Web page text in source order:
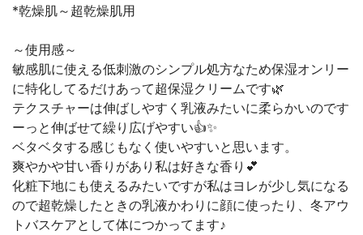
*乾燥肌～超乾燥肌用
～使用感～
敏感肌に使える低刺激のシンプル処方なため保湿オンリー
に特化してるだけあって超保湿クリームです🌿
テクスチャーは伸ばしやすく乳液みたいに柔らかいのです
ーっと伸ばせて繰り広げやすい👍✨
ベタベタする感じもなく使いやすいと思います。
爽やかや甘い香りがあり私は好きな香り💕
化粧下地にも使えるみたいですが私はヨレが少し気になる
ので超乾燥したときの乳液かわりに顔に使ったり、冬アウ
トバスケアとして体につかってます♪